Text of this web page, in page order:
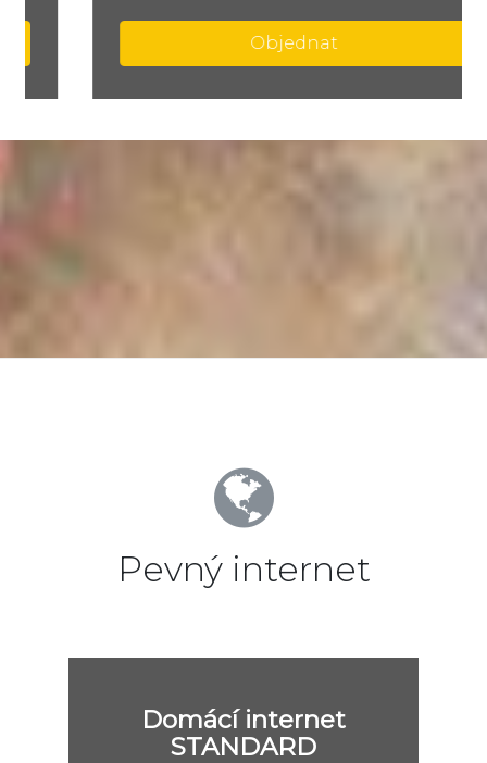
Objednat
Pevný internet
Domácí internet
STANDARD